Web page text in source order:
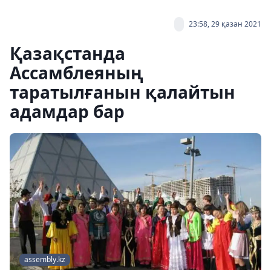
23:58, 29 қазан 2021
Қазақстанда
Ассамблеяның
таратылғанын қалайтын
адамдар бар
assembly.kz